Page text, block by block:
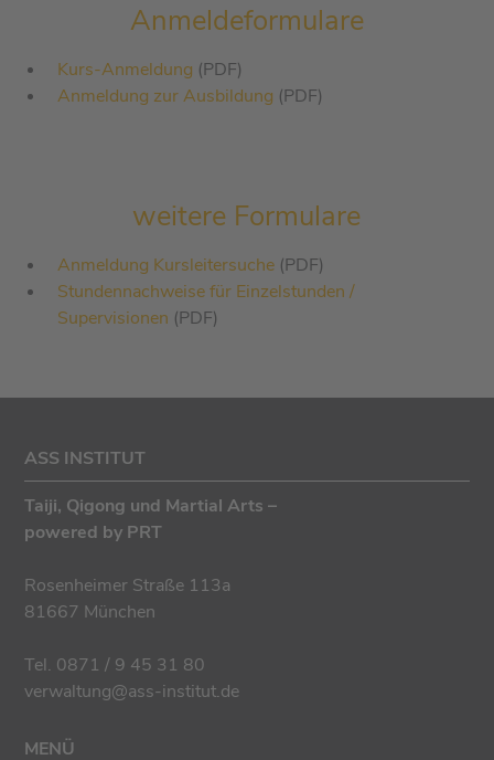
Anmeldeformulare
Kurs-Anmeldung (PDF)
Anmeldung zur Ausbildung (PDF)
weitere Formulare
Anmeldung Kursleitersuche (PDF)
Stundennachweise für Einzelstunden /
Supervisionen (PDF)
ASS INSTITUT
Taiji, Qigong und Martial Arts –
powered by PRT
Rosenheimer Straße 113a
81667 München
Tel. 0871 / 9 45 31 80
verwaltung@ass-institut.de
MENÜ